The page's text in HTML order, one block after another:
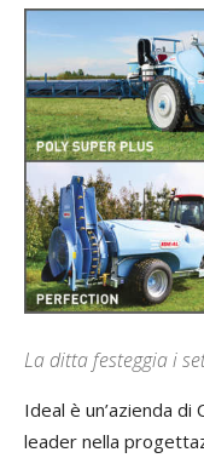
La ditta festeggia i
Ideal è un’azienda di
leader nella